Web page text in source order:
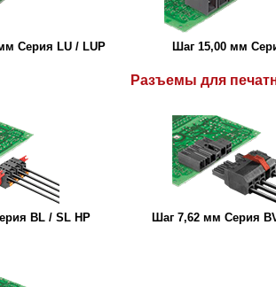
Серия LU / LUP Шаг 15,00 мм
Разъемы для
BL / SL HP Шаг 7,62 мм Серия